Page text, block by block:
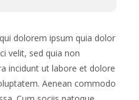
dolorem ipsum quia dolor
velit, sed quia non
incidunt ut labore et dolore
Aenean commodo